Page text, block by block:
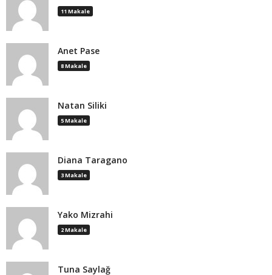
11 Makale
Anet Pase
8 Makale
Natan Siliki
5 Makale
Diana Taragano
3 Makale
Yako Mizrahi
2 Makale
Tuna Saylağ